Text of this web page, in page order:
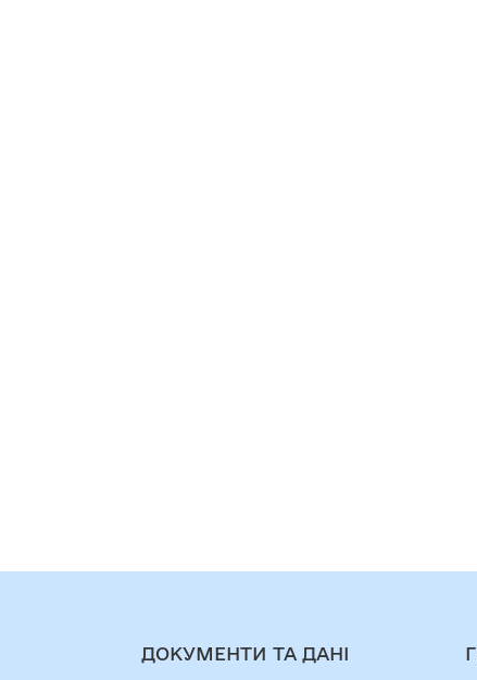
ДОКУМЕНТИ ТА ДАНІ